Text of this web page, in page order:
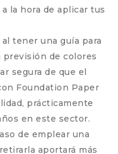
la hora de aplicar tus
al tener una guía para
previsión de colores
segura de que el
Foundation Paper
prácticamente
en este sector.
de emplear una
aportará más